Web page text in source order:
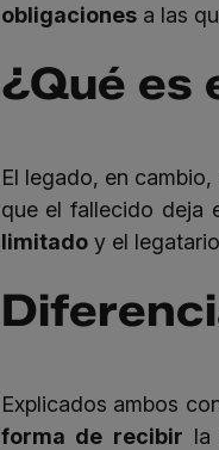
obligacionesa las
¿Qué es
El legado, en
que el fallecido deja
limitadoy el
Explicados ambos
forma de recibir la